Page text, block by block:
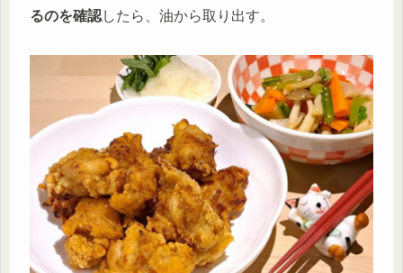
るのを確認したら、油から取り出す。